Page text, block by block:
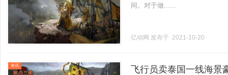
间。对于做......
亿动网 发布于 2021-10-20
资讯 飞行员卖泰国一线海